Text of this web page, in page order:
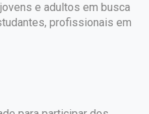
e adultos em busca
profissionais em